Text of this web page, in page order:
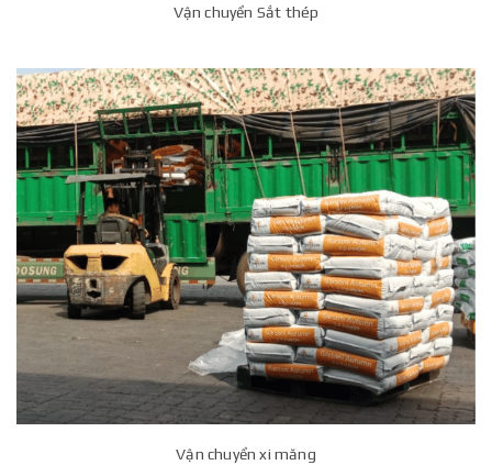
Vận chuyển Sắt thép
Vận chuyển xi măng